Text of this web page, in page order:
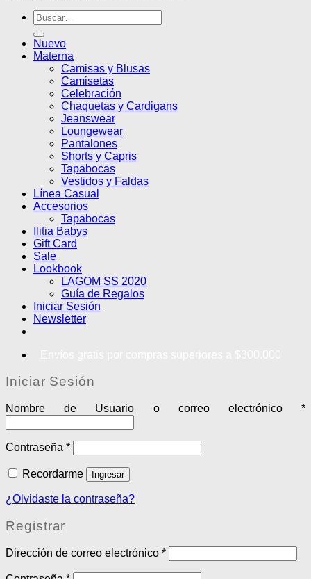
Buscar
por:
Nuevo
Materna
Camisas y Blusas
Camisetas
Celebración
Chaquetas y Cardigans
Jeanswear
Loungewear
Pantalones
Shorts y Capris
Tapabocas
Vestidos y Faldas
Línea Casual
Accesorios
Tapabocas
Ilitia Babys
Gift Card
Sale
Lookbook
LAGOM SS 2020
Guía de Regalos
Iniciar Sesión
Newsletter
Iniciar Sesión
Nombre de Usuario o correo electrónico *
Contraseña *
Recordarme Ingresar
¿Olvidaste la contraseña?
Registrar
Dirección de correo electrónico *